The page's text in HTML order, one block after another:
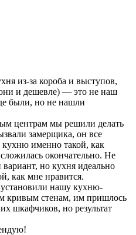
из-за короба и выступов,
и дешевле) — это не наш
были, но не нашли
центрам мы решили делать
замерщика, он все
кухню именно такой, как
окончательно. Не
но кухня идеально
как мне нравится.
нашу кухню-
кривым стенам, им пришлось
шкафчиков, но результат